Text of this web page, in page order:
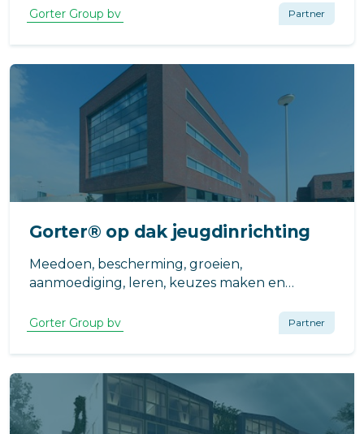
Architecten ontworpen
appartementencomplex waar duurzaamheid
een leidende factor is.
Gorter Group bv Partner
Gorter® op dak jeugdinrichting
Meedoen, bescherming, groeien,
aanmoediging, leren, keuzes maken en
voor het werken met en begeleiden van de
jongeren die in jeugdinrichting Teylingereind
verblijven.
Gorter Group bv Partner